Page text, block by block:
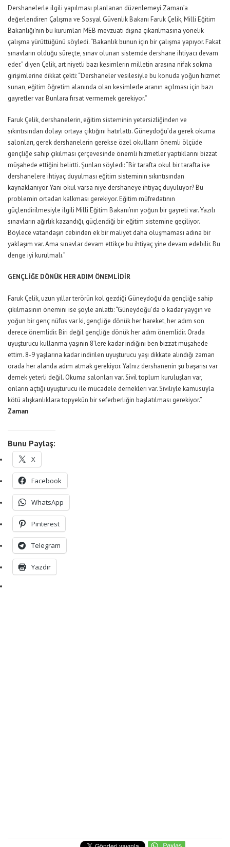
Dershanelerle ilgili yapılması planlanan düzenlemeyi Zaman’a
değerlendiren Çalışma ve Sosyal Güvenlik Bakanı Faruk Çelik, Milli Eğitim
Bakanlığı’nın bu kurumları MEB mevzuatı dışına çıkarılmasına yönelik
çalışma yürüttüğünü söyledi. “Bakanlık bunun için bir çalışma yapıyor. Fakat
sınavların olduğu süreçte, sınav olunan sistemde dershane ihtiyacı devam
eder.” diyen Çelik, art niyetli bazı kesimlerin milletin arasına nifak sokma
girişimlerine dikkat çekti: “Dershaneler vesilesiyle bu konuda yoğun hizmet
sunan, eğitim öğretim alanında olan kesimlerle aranın açılması için bazı
gayretler var. Bunlara fırsat vermemek gerekiyor.”
Faruk Çelik, dershanelerin, eğitim sisteminin yetersizliğinden ve
sıkıntısından dolayı ortaya çıktığını hatırlattı. Güneydoğu’da gerek okuma
salonları, gerek dershanelerin gerekse özel okulların önemli ölçüde
gençliğe sahip çıkılması çerçevesinde önemli hizmetler yaptıklarını bizzat
müşahede ettiğini belirtti. Şunları söyledi: “Bir tarafta okul bir tarafta ise
dershanelere ihtiyaç duyulması eğitim sisteminin sıkıntısından
kaynaklanıyor. Yani okul varsa niye dershaneye ihtiyaç duyuluyor? Bu
problemin ortadan kalkması gerekiyor. Eğitim müfredatının
güçlendirilmesiyle ilgili Milli Eğitim Bakanı’nın yoğun bir gayreti var. Yazılı
sınavların ağırlık kazandığı, güçlendiği bir eğitim sistemine geçiliyor.
Böylece vatandaşın cebinden ek bir maliyet daha oluşmaması adına bir
yaklaşım var. Ama sınavlar devam ettikçe bu ihtiyaç yine devam edebilir. Bu
denge iyi kurulmalı.”
GENÇLİĞE DÖNÜK HER ADIM ÖNEMLİDİR
Faruk Çelik, uzun yıllar terörün kol gezdiği Güneydoğu’da gençliğe sahip
çıkılmasının önemini ise şöyle anlattı: “Güneydoğu’da o kadar yaygın ve
yoğun bir genç nüfus var ki, gençliğe dönük her hareket, her adım son
derece önemlidir. Biri değil gençliğe dönük her adım önemlidir. Orada
uyuşturucu kullanma yaşının 8’lere kadar indiğini ben bizzat müşahede
ettim. 8-9 yaşlarına kadar indirilen uyuşturucu yaşı dikkate alındığı zaman
orada her alanda adım atmak gerekiyor. Yalnız dershanenin şu başarısı var
demek yeterli değil. Okuma salonları var. Sivil toplum kuruluşları var,
onların açtığı uyuşturucu ile mücadele dernekleri var. Siviliyle kamusuyla
kötü alışkanlıklara topyekün bir seferberliğin başlatılması gerekiyor.”
Zaman
Bunu Paylaş:
X
Facebook
WhatsApp
Pinterest
Telegram
Yazdır